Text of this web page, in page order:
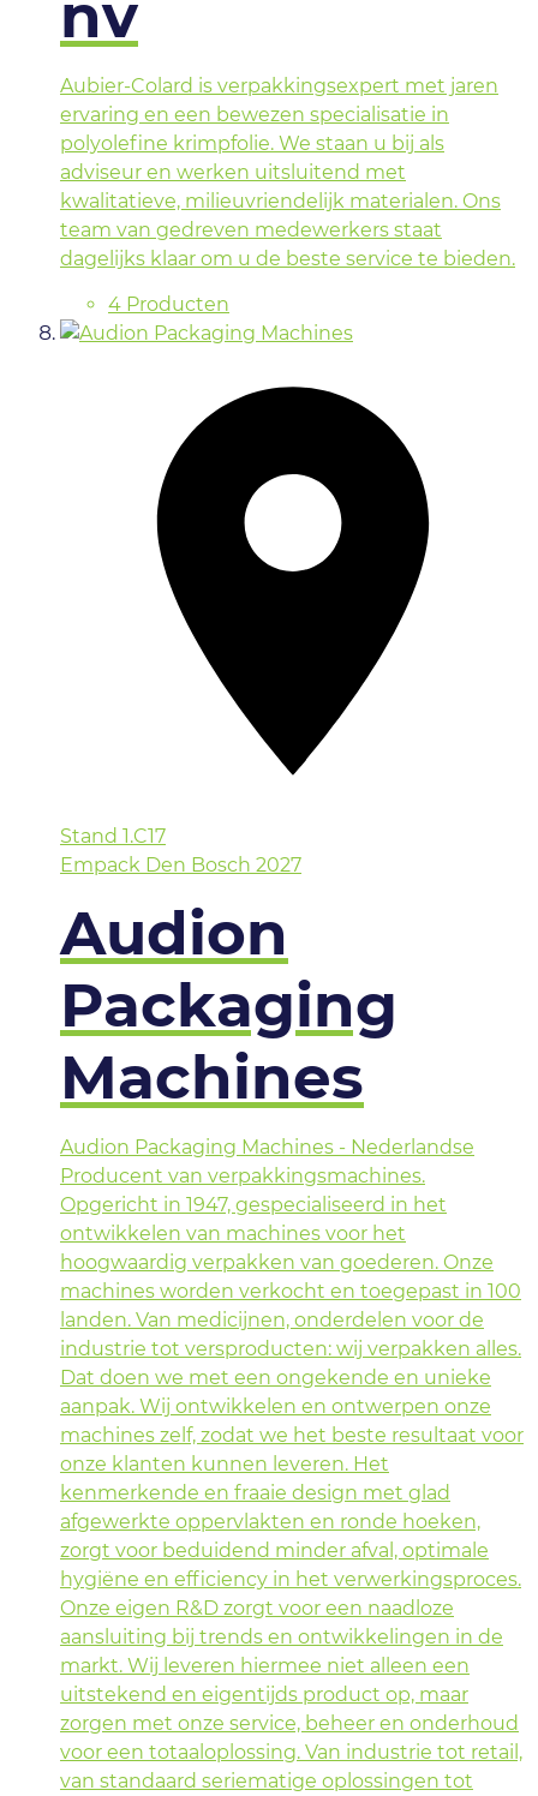
nv
Aubier-Colard is verpakkingsexpert met jaren
ervaring en een bewezen specialisatie in
polyolefine krimpfolie. We staan u bij als
adviseur en werken uitsluitend met
kwalitatieve, milieuvriendelijk materialen. Ons
team van gedreven medewerkers staat
dagelijks klaar om u de beste service te bieden.
4 Producten
Stand 1.C17
Empack Den Bosch 2027
Audion
Packaging
Machines
Audion Packaging Machines - Nederlandse
Producent van verpakkingsmachines.
Opgericht in 1947, gespecialiseerd in het
ontwikkelen van machines voor het
hoogwaardig verpakken van goederen. Onze
machines worden verkocht en toegepast in 100
landen. Van medicijnen, onderdelen voor de
industrie tot versproducten: wij verpakken alles.
Dat doen we met een ongekende en unieke
aanpak. Wij ontwikkelen en ontwerpen onze
machines zelf, zodat we het beste resultaat voor
onze klanten kunnen leveren. Het
kenmerkende en fraaie design met glad
afgewerkte oppervlakten en ronde hoeken,
zorgt voor beduidend minder afval, optimale
hygiëne en efficiency in het verwerkingsproces.
Onze eigen R&D zorgt voor een naadloze
aansluiting bij trends en ontwikkelingen in de
markt. Wij leveren hiermee niet alleen een
uitstekend en eigentijds product op, maar
zorgen met onze service, beheer en onderhoud
voor een totaaloplossing. Van industrie tot retail,
van standaard seriematige oplossingen tot